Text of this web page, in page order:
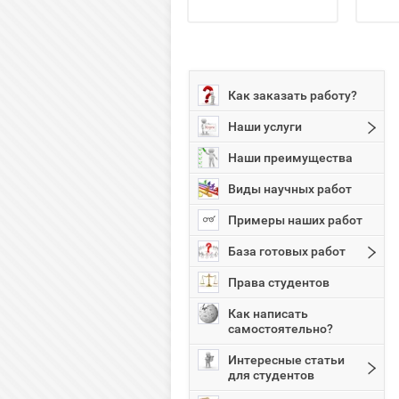
Как заказать работу?
Наши услуги
Наши преимущества
Виды научных работ
Примеры наших работ
База готовых работ
Права студентов
Как написать
самостоятельно?
Интересные статьи
для студентов